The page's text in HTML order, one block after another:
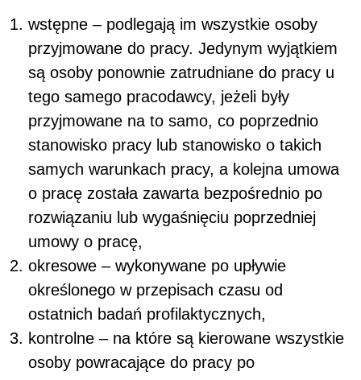
wstępne – podlegają im wszystkie osoby
przyjmowane do pracy. Jedynym wyjątkiem
są osoby ponownie zatrudniane do pracy u
tego samego pracodawcy, jeżeli były
przyjmowane na to samo, co poprzednio
stanowisko pracy lub stanowisko o takich
samych warunkach pracy, a kolejna umowa
o pracę została zawarta bezpośrednio po
rozwiązaniu lub wygaśnięciu poprzedniej
umowy o pracę,
okresowe – wykonywane po upływie
określonego w przepisach czasu od
ostatnich badań profilaktycznych,
kontrolne – na które są kierowane wszystkie
osoby powracające do pracy po